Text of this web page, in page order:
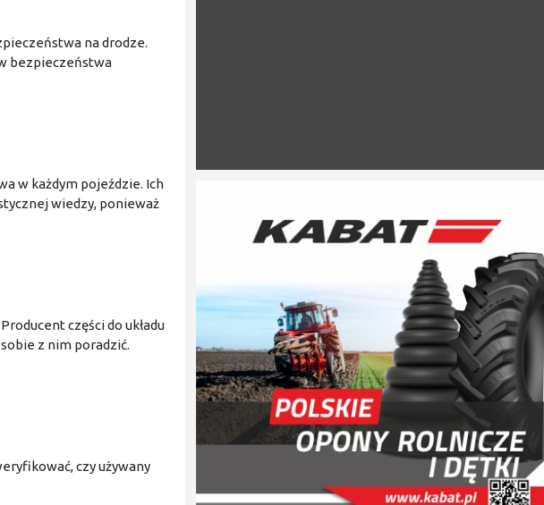
na drodze.
bezpieczeństwa
w każdym pojeździe. Ich
wiedzy, ponieważ
części do układu
z nim poradzić.
czy używany